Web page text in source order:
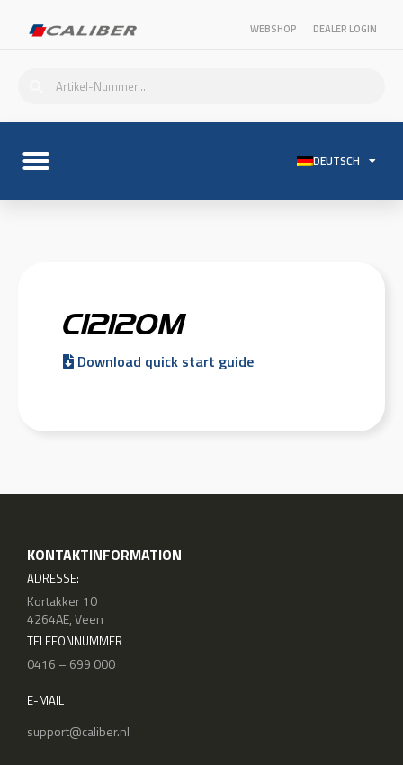
WEBSHOP DEALER LOGIN
DEUTSCH
C12120M
Download quick start guide
KONTAKTINFORMATION
ADRESSE:
Kortakker 10
4264AE, Veen
TELEFONNUMMER
0416 – 699 000
E-MAIL
support@caliber.nl